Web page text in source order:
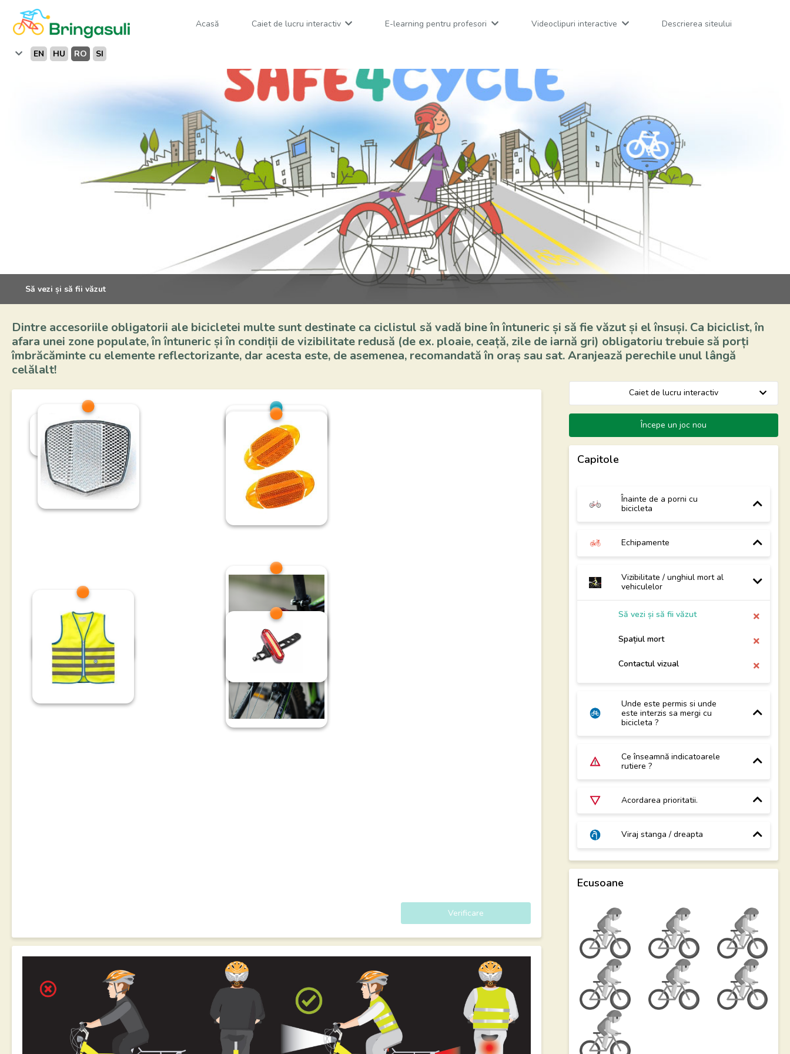
Acasă Caiet de lucru interactiv E-learning pentru profesori Videoclipuri interactive Descrierea siteului
EN HU RO SI
Să vezi și să fii văzut
Dintre accesoriile obligatorii ale bicicletei multe sunt destinate ca ciclistul să vadă bine în întuneric și să fie văzut și el însuși. Ca biciclist, în
afara unei zone populate, în întuneric și în condiții de vizibilitate redusă (de ex. ploaie, ceață, zile de iarnă gri) obligatoriu trebuie să porți
îmbrăcăminte cu elemente reflectorizante, dar acesta este, de asemenea, recomandată în oraș sau sat. Aranjează perechile unul lângă
celălalt!
reflectorizant alb in
lumină albă în față
prizmă spate
lumină roșie în spate
reflectorizant pe
spițe
vestă
Verificare
Începe un joc nou
Capitole
Înainte de a porni cu
bicicleta
Echipamente
Vizibilitate / unghiul mort al
vehiculelor
Să vezi și să fii văzut
Spațiul mort
Contactul vizual
Unde este permis si unde
este interzis sa mergi cu
bicicleta ?
Ce înseamnă indicatoarele
rutiere ?
Acordarea prioritatii.
Viraj stanga / dreapta
Ecusoane